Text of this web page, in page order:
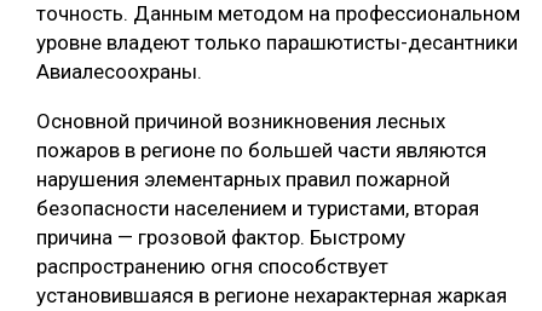
БЕЗОПАСНОЕ ПРОИЗВОДСТВО
СОРТИРОВКА ДРЕВЕСИНЫ
СУШКА ДРЕВЕСИНЫ
МЕБЕЛЬНОЕ ПРОИЗВОДСТВО
точность. Данным методом на профессиональном
уровне владеют только парашютисты-десантники
Авиалесоохраны.
Основной причиной возникновения лесных
пожаров в регионе по большей части являются
нарушения элементарных правил пожарной
безопасности населением и туристами, вторая
причина — грозовой фактор. Быстрому
распространению огня способствует
установившаяся в регионе нехарактерная жаркая